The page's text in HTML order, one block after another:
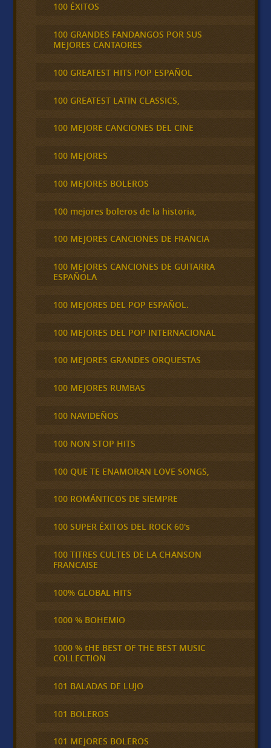
100 ÉXITOS
100 GRANDES FANDANGOS POR SUS
MEJORES CANTAORES
100 GREATEST HITS POP ESPAÑOL
100 GREATEST LATIN CLASSICS,
100 MEJORE CANCIONES DEL CINE
100 MEJORES
100 MEJORES BOLEROS
100 mejores boleros de la historia,
100 MEJORES CANCIONES DE FRANCIA
100 MEJORES CANCIONES DE GUITARRA
ESPAÑOLA
100 MEJORES DEL POP ESPAÑOL.
100 MEJORES DEL POP INTERNACIONAL
100 MEJORES GRANDES ORQUESTAS
100 MEJORES RUMBAS
100 NAVIDEÑOS
100 NON STOP HITS
100 QUE TE ENAMORAN LOVE SONGS,
100 ROMÁNTICOS DE SIEMPRE
100 SUPER ÉXITOS DEL ROCK 60's
100 TITRES CULTES DE LA CHANSON
FRANCAISE
100% GLOBAL HITS
1000 % BOHEMIO
1000 % tHE BEST OF THE BEST MUSIC
COLLECTION
101 BALADAS DE LUJO
101 BOLEROS
101 MEJORES BOLEROS